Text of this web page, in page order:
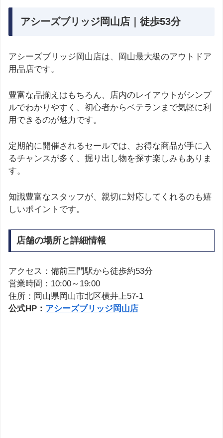
アシーズブリッジ岡山店｜徒歩53分
アシーズブリッジ岡山店は、岡山最大級のアウトドア
用品店です。
豊富な品揃えはもちろん、店内のレイアウトがシンプ
ルでわかりやすく、初心者からベテランまで気軽に利
用できるのが魅力です。
定期的に開催されるセールでは、お得な商品が手に入
るチャンスが多く、掘り出し物を探す楽しみもありま
す。
知識豊富なスタッフが、親切に対応してくれるのも嬉
しいポイントです。
店舗の場所と詳細情報
アクセス：備前三門駅から徒歩約53分
営業時間：10:00～19:00
住所：岡山県岡山市北区横井上57-1
公式HP： アシーズブリッジ岡山店